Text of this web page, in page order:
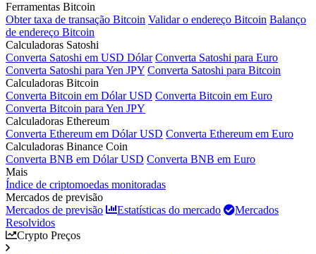
Ferramentas Bitcoin
Obter taxa de transação Bitcoin Validar o endereço Bitcoin Balanço
de endereço Bitcoin
Calculadoras Satoshi
Converta Satoshi em USD Dólar Converta Satoshi para Euro
Converta Satoshi para Yen JPY Converta Satoshi para Bitcoin
Calculadoras Bitcoin
Converta Bitcoin em Dólar USD Converta Bitcoin em Euro
Converta Bitcoin para Yen JPY
Calculadoras Ethereum
Converta Ethereum em Dólar USD Converta Ethereum em Euro
Calculadoras Binance Coin
Converta BNB em Dólar USD Converta BNB em Euro
Mais
Índice de criptomoedas monitoradas
Mercados de previsão
Mercados de previsão
Estatísticas do mercado
Mercados
Resolvidos
Crypto Preços